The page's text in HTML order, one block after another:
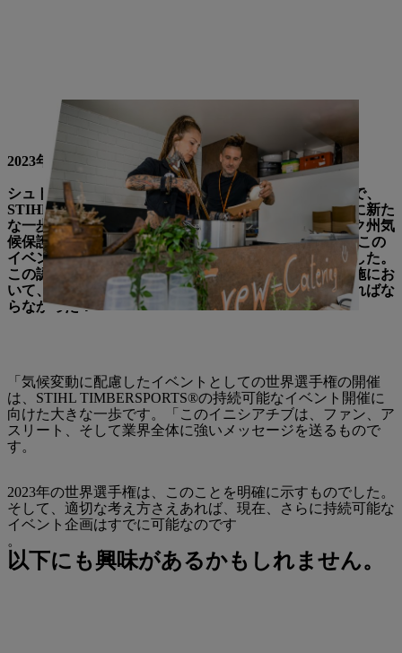
ウィーンで開催される2022年ワールド・トロフィーでの持続可
能なケータリング
2023年の世界選手権：
シュトゥットガルトで開催される2023年の世界選手権で、
STIHL TIMBERSPORTS®は持続可能なイベント運営に新た
な一歩を踏み出しました。バーデン＝ヴュルテンベルク州気
候保護財団の "Klimafaire Veranstaltung "シールの下、この
イベントは今後のイベントの新たな基準を打ち立てました。
この認証を取得するためには、主催者はその計画と実施にお
いて、数多くの持続可能性に関する基準を満たさなければな
らなかった：
「気候変動に配慮したイベントとしての世界選手権の開催
は、STIHL TIMBERSPORTS®の持続可能なイベント開催に
向けた大きな一歩です。「このイニシアチブは、ファン、ア
スリート、そして業界全体に強いメッセージを送るもので
す。
2023年の世界選手権は、このことを明確に示すものでした。
そして、適切な考え方さえあれば、現在、さらに持続可能な
イベント企画はすでに可能なのです
。
以下にも興味があるかもしれません。